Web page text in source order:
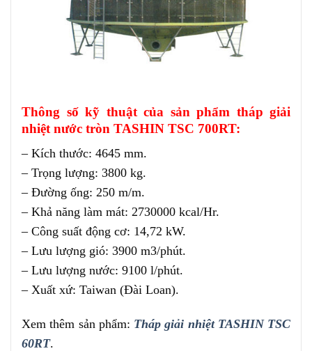
Thông số kỹ thuật của sản phẩm tháp giải
nhiệt nước tròn TASHIN TSC 700RT:
– Kích thước: 4645 mm.
– Trọng lượng: 3800 kg.
– Đường ống: 250 m/m.
– Khả năng làm mát: 2730000 kcal/Hr.
– Công suất động cơ: 14,72 kW.
– Lưu lượng gió: 3900 m3/phút.
– Lưu lượng nước: 9100 l/phút.
– Xuất xứ: Taiwan (Đài Loan).
Xem thêm sản phẩm: Tháp giải nhiệt TASHIN TSC
60RT.